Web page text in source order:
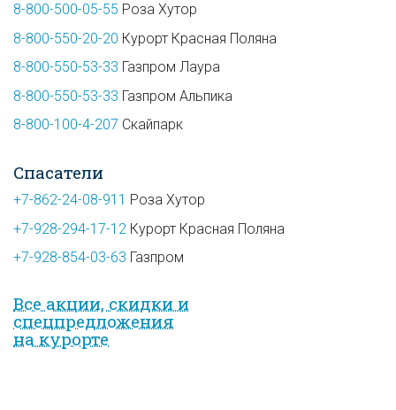
8-800-500-05-55 Роза Хутор
8-800-550-20-20 Курорт Красная Поляна
8-800-550-53-33 Газпром Лаура
8-800-550-53-33 Газпром Альпика
8-800-100-4-207 Скайпарк
Спасатели
+7-862-24-08-911 Роза Хутор
+7-928-294-17-12 Курорт Красная Поляна
+7-928-854-03-63 Газпром
Все акции, скидки и
спец­предложе­ния
на курорте